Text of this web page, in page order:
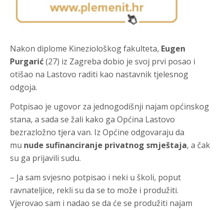
Nakon diplome Kineziološkog fakulteta, Eugen
Purgarić(27) iz Zagreba dobio je svoj prvi posao i
otišao na Lastovo raditi kao nastavnik tjelesnog
odgoja.
Potpisao je ugovor za jednogodišnji najam općinskog
stana, a sada se žali kako ga Općina Lastovo
bezrazložno tjera van. Iz Općine odgovaraju da
mu nude sufinanciranje privatnog smještaja, a čak
su ga prijavili sudu.
– Ja sam svjesno potpisao i neki u školi, poput
ravnateljice, rekli su da se to može i produžiti.
Vjerovao sam i nadao se da će se produžiti najam